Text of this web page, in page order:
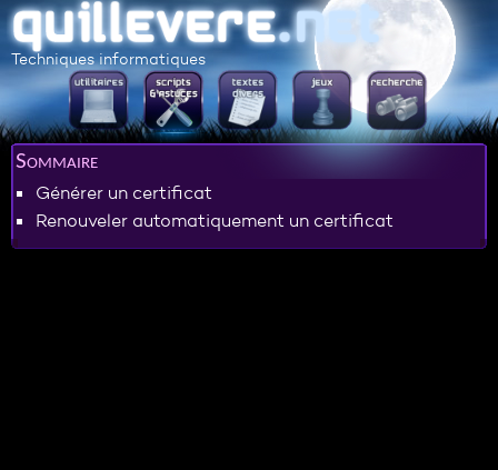
Techniques informatiques
Sommaire
Générer un certificat
Renouveler automatiquement un certificat